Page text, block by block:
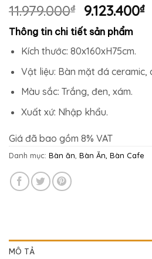
11.979.000₫
Giá
gốc
là:
11.979.000₫.
9.123.400₫
Thông tin chi tiết sản phẩm
Kích thước: 80x160xH75cm.
Vật liệu: Bàn mặt đá ceramic,
Màu sắc: Trắng, đen, xám.
Xuất xứ: Nhập khẩu.
Giá đã bao gồm 8% VAT
Danh mục: Bàn ăn, Bàn Ăn, Bàn Cafe
MÔ TẢ